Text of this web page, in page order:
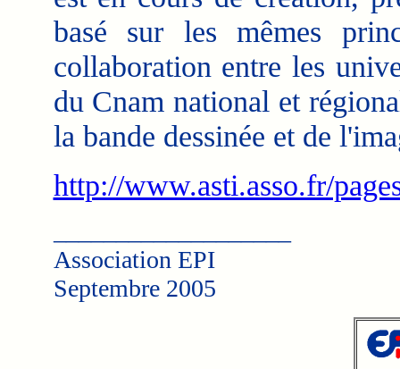
basé sur les mêmes
collaboration entre les
du Cnam national et
la bande dessinée et de
http://www.asti.asso.fr/
Association EPI
Septembre 2005